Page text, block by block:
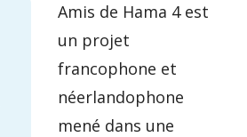
Amis de Hama 4 est
un projet
francophone et
néerlandophone
mené dans une